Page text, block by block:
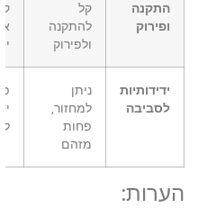
התקנה
ופירוק
קל
להתקנה
ולפירוק
ידידותיות
לסביבה
ניתן
למחזור,
פחות
מזהם
הערות: